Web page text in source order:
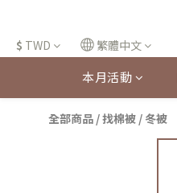
$ TWD 繁體中文
本月活動
全部商品 /找棉被 / 冬被